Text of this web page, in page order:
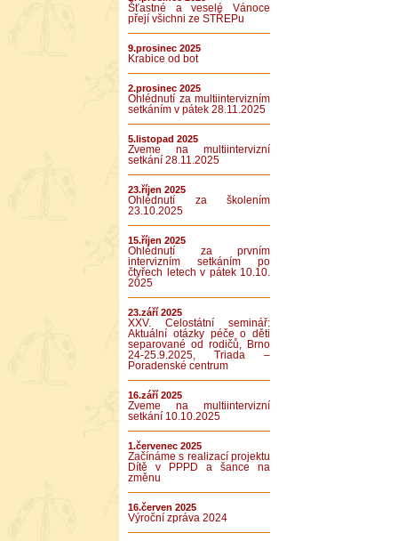
Šťastné a veselé Vánoce
přejí všichni ze STŘEPu
9.prosinec 2025
Krabice od bot
2.prosinec 2025
Ohlédnutí za multiintervizním
setkáním v pátek 28.11.2025
5.listopad 2025
Zveme na multiintervizní
setkání 28.11.2025
23.říjen 2025
Ohlédnutí za školením
23.10.2025
15.říjen 2025
Ohlédnutí za prvním
intervizním setkáním po
čtyřech letech v pátek 10.10.
2025
23.září 2025
XXV. Celostátní seminář:
Aktuální otázky péče o děti
separované od rodičů, Brno
24-25.9.2025, Triada –
Poradenské centrum
16.září 2025
Zveme na multiintervizní
setkání 10.10.2025
1.červenec 2025
Začínáme s realizací projektu
Dítě v PPPD a šance na
změnu
16.červen 2025
Výroční zpráva 2024